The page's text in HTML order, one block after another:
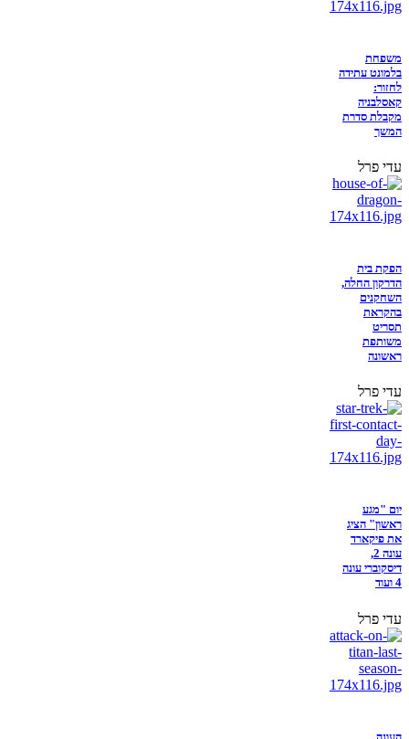
משפחת
בלמונט עתידה
לחזור:
קאסלבניה
מקבלת סדרת
המשך
עדי פרל
הפקת בית
הדרקון החלה,
השחקנים
בהקראת
תסריט
משותפת
ראשונה
עדי פרל
יום "מגע
ראשון" הציג
את פיקארד
עונה 2,
דיסקוברי עונה
4 ועוד
עדי פרל